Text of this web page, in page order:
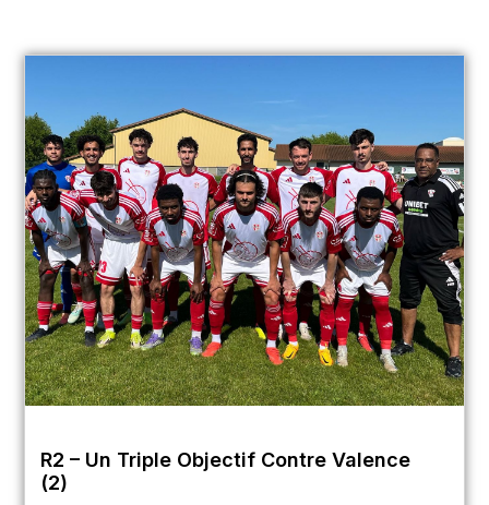
R2 – Un Triple Objectif Contre Valence
(2)